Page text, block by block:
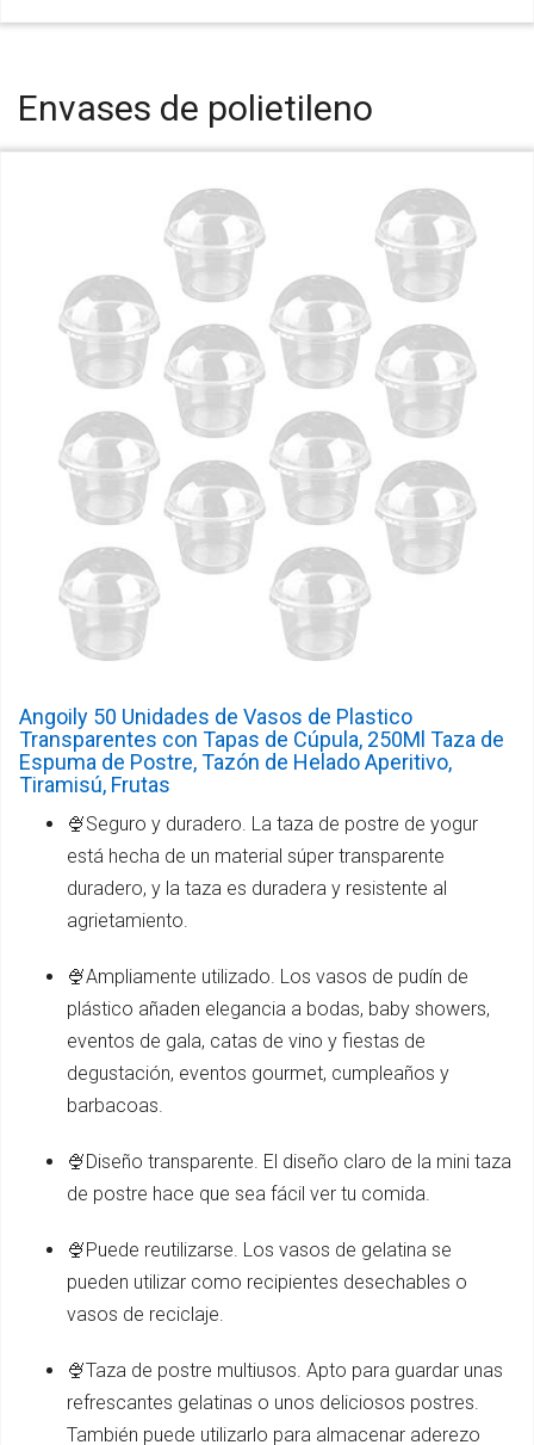
Envases de polietileno
Angoily 50 Unidades de Vasos de Plastico
Transparentes con Tapas de Cúpula, 250Ml Taza de
Espuma de Postre, Tazón de Helado Aperitivo,
Tiramisú, Frutas
🍨Seguro y duradero. La taza de postre de yogur
está hecha de un material súper transparente
duradero, y la taza es duradera y resistente al
agrietamiento.
🍨Ampliamente utilizado. Los vasos de pudín de
plástico añaden elegancia a bodas, baby showers,
eventos de gala, catas de vino y fiestas de
degustación, eventos gourmet, cumpleaños y
barbacoas.
🍨Diseño transparente. El diseño claro de la mini taza
de postre hace que sea fácil ver tu comida.
🍨Puede reutilizarse. Los vasos de gelatina se
pueden utilizar como recipientes desechables o
vasos de reciclaje.
🍨Taza de postre multiusos. Apto para guardar unas
refrescantes gelatinas o unos deliciosos postres.
También puede utilizarlo para almacenar aderezo